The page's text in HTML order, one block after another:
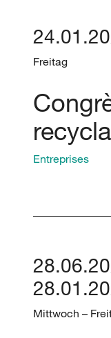
Freitag
Entreprises
Mittwoch –